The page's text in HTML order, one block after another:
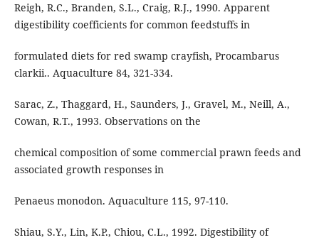
Reigh, R.C., Branden, S.L., Craig, R.J., 1990. Apparent
digestibility coefficients for common feedstuffs in
formulated diets for red swamp crayfish, Procambarus
clarkii.. Aquaculture 84, 321-334.
Sarac, Z., Thaggard, H., Saunders, J., Gravel, M., Neill, A.,
Cowan, R.T., 1993. Observations on the
chemical composition of some commercial prawn feeds and
associated growth responses in
Penaeus monodon. Aquaculture 115, 97-110.
Shiau, S.Y., Lin, K.P., Chiou, C.L., 1992. Digestibility of